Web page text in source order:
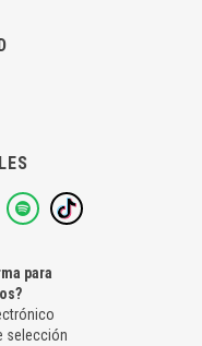
para
selección